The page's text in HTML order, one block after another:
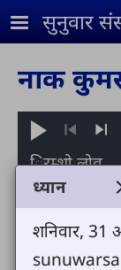
Skip to main
सुनुवार
नाक
Play
Previous
Send us
ध्यान
शनिवार, 31